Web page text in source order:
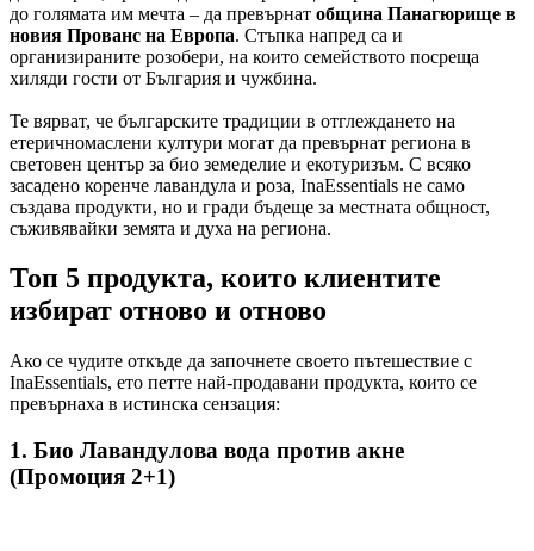
до голямата им мечта – да превърнат община Панагюрище в
новия Прованс на Европа. Стъпка напред са и
организираните розобери, на които семейството посреща
хиляди гости от България и чужбина.
Те вярват, че българските традиции в отглеждането на
етеричномаслени култури могат да превърнат региона в
световен център за био земеделие и екотуризъм. С всяко
засадено коренче лавандула и роза, InaEssentials не само
създава продукти, но и гради бъдеще за местната общност,
съживявайки земята и духа на региона.
Топ 5 продукта, които клиентите
избират отново и отново
Ако се чудите откъде да започнете своето пътешествие с
InaEssentials, ето петте най-продавани продукта, които се
превърнаха в истинска сензация:
1. Био Лавандулова вода против акне
(Промоция 2+1)